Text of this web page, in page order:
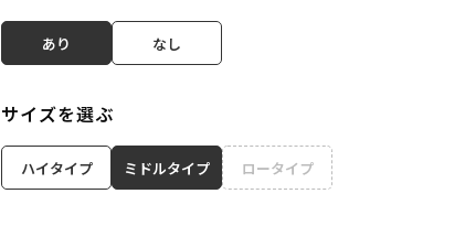
あり なし
サイズを選ぶ
ハイタイプ ミドルタイプ ロータイプ